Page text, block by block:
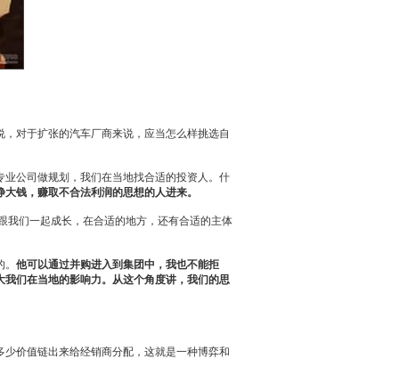
对于扩张的汽车厂商来说，应当怎么样挑选自
业公司做规划，我们在当地找合适的投资人。什
钱，赚取不合法利润的思想的人进来。
们一起成长，在合适的地方，还有合适的主体
他可以通过并购进入到集团中，我也不能拒
们在当地的影响力。从这个角度讲，我们的思
少价值链出来给经销商分配，这就是一种博弈和